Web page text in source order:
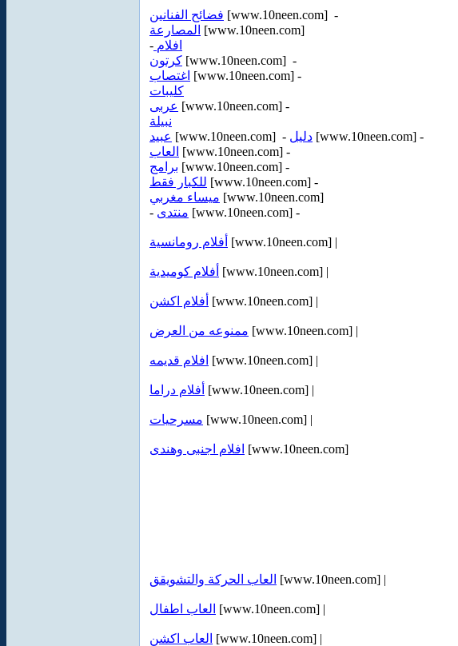
فضائح الفنانين [www.10neen.com] -
المصارعة [www.10neen.com]
- افلام
كرتون [www.10neen.com] -
اغتصاب [www.10neen.com] -
كليبات
عربى [www.10neen.com] -
نبيلة
عبيد [www.10neen.com] - دليل [www.10neen.com] -
العاب [www.10neen.com] -
برامج [www.10neen.com] -
للكبار فقط [www.10neen.com] -
ميساء مغربي [www.10neen.com]
- منتدى [www.10neen.com] -
أفلام رومانسية [www.10neen.com] |
أفلام كوميدية [www.10neen.com] |
أفلام اكشن [www.10neen.com] |
ممنوعه من العرض [www.10neen.com] |
افلام قديمه [www.10neen.com] |
أفلام دراما [www.10neen.com] |
مسرحيات [www.10neen.com] |
افلام اجنبى وهندى [www.10neen.com]
العاب الحركة والتشويقق [www.10neen.com] |
العاب اطفال [www.10neen.com] |
العاب اكشن [www.10neen.com] |